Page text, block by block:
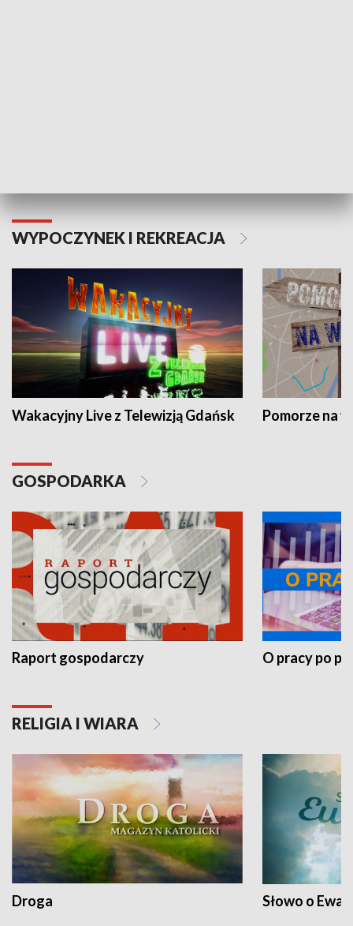
WYPOCZYNEK I REKREACJA
Wakacyjny Live z Telewizją Gdańsk Pomorze na
GOSPODARKA
Raport gospodarczy O pracy po
RELIGIA I WIARA
Droga Słowo o